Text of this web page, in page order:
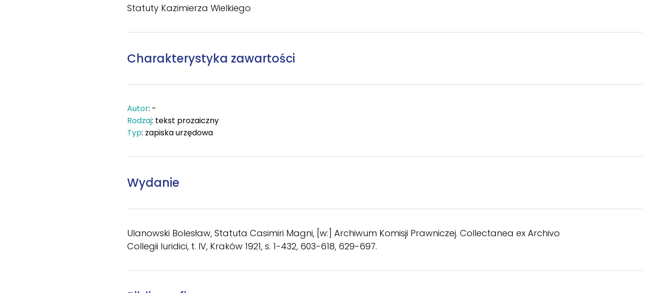
Statuty Kazimierza Wielkiego
Charakterystyka zawartości
Autor: -
Rodzaj: tekst prozaiczny
Typ: zapiska urzędowa
Wydanie
Ulanowski Bolesław, Statuta Casimiri Magni, [w:] Archiwum Komisji Prawniczej. Collectanea ex Archivo
Collegii Iuridici, t. IV, Kraków 1921, s. 1-432, 603-618, 629-697.